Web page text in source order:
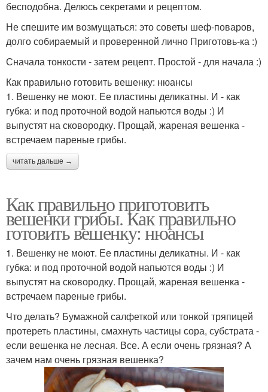
бесподобна. Делюсь секретами и рецептом.
Не спешите им возмущаться: это советы шеф-поваров,
долго собираемый и проверенной лично Приготовь-ка :)
Сначала тонкости - затем рецепт. Простой - для начала :)
Как правильно готовить вешенку: нюансы
1. Вешенку не моют. Ее пластины деликатны. И - как
губка: и под проточной водой напьются воды :) И
выпустят на сковородку. Прощай, жареная вешенка -
встречаем пареные грибы.
читать дальше →
Как правильно приготовить
вешенки грибы. Как правильно
готовить вешенку: нюансы
1. Вешенку не моют. Ее пластины деликатны. И - как
губка: и под проточной водой напьются воды :) И
выпустят на сковородку. Прощай, жареная вешенка -
встречаем пареные грибы.
Что делать? Бумажной салфеткой или тонкой тряпицей
протереть пластины, смахнуть частицы сора, субстрата -
если вешенка не лесная. Все. А если очень грязная? А
зачем нам очень грязная вешенка?